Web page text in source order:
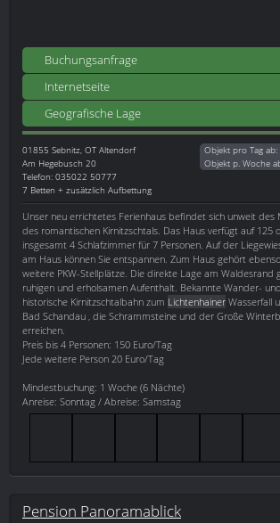
Buchungsanfrage
Internetseite
Geografische Lage
01855 Sebnitz, OT Altendorf
Am Hegebusch 20
Telefon: 035022 50777
7 Betten + zusätzlich Aufbettung
Objekt pro Tag ab:
Objekt p. Woche
Unser neu errichtetes Ferienhaus befindet sich unweit des
des romantischen Kirnitzschtals. Das Haus verfügt auf 125
insgesamt 4 Schlafzimmer für 7 Personen. Auf der
am Haus können Sie entspannen. Zum Haus gehört
weitere PKW-Stellplätze. Die direkte Lage am Waldesrand
ruhigen und erholsamen Aufenthalt. Bekannte Wander-
historische Kirnitzschtalbahn zum Lichtenhainer Wasserfall
Bad Schandau , die Schrammsteine und der Große
erreichen.
Preis bis 4 Personen: 150 Euro/Tag
Jede weitere Person 20 Euro/Tag
Mindestbuchung: 1 Woche (6 Nächte)
Anreise: Sonntag / Abreise: Samstag
Pension Panoramablick